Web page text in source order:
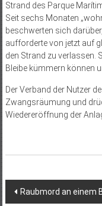
Strand des Parque
Seit sechs Monaten
beschwerten sich
aufforderte von jetzt auf
den Strand zu verlassen.
Bleibe kümmern können
Der Verband der Nutzer
Zwangsräumung und
Wiedereröffnung der
Raubmord an einem